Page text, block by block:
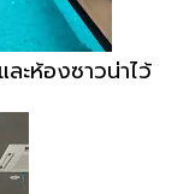
ะห้องซาวน่าไว้